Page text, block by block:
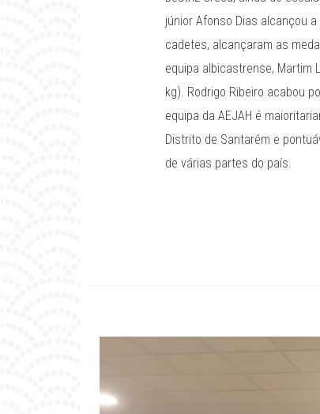
júnior Afonso Dias alcançou
cadetes, alcançaram as
equipa albicastrense, Martim
kg). Rodrigo Ribeiro acabou
equipa da AEJAH é
Distrito de Santarém e
de várias partes do país.